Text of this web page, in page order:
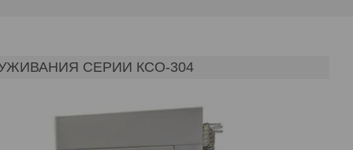
СЕРИИ КСО-304